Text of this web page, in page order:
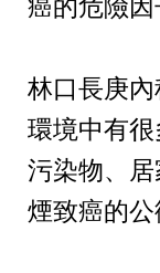
癌的危險
林口長庚
環境中有
污染物、
煙致癌的